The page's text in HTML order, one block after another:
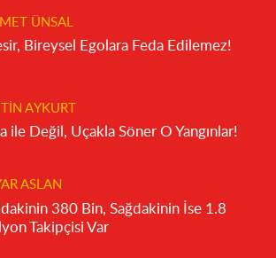
ÜNSAL
Bireysel Egolara Feda Edilemez!
AYKURT
ile Değil, Uçakla Söner O Yangınlar!
ASLAN
380 Bin, Sağdakinin İse 1.8
Takipçisi Var